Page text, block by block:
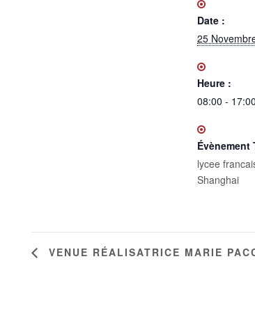
Date :
25
Heure :
08:00 - 17:00
Évènement
lycee
Shanghai
VENUE RÉALISATRICE MARIE